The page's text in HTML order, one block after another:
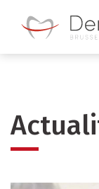
contenu